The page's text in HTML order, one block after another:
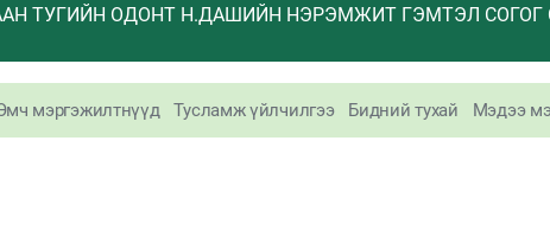
ТУГИЙН ОДОНТ Н.ДАШИЙН НЭРЭМЖИТ ГЭМТЭЛ СОГОГ
мэргэжилтнүүд Тусламж үйлчилгээ Бидний тухай Мэдээ